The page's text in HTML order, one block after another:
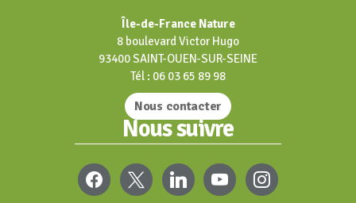
Île-de-France Nature
8 boulevard Victor Hugo
93400 SAINT-OUEN-SUR-SEINE
Tél : 06 03 65 89 98
Nous contacter
Nous suivre
FACEBOOK
X LINKEDINYOUTUBEINSTAGRAM